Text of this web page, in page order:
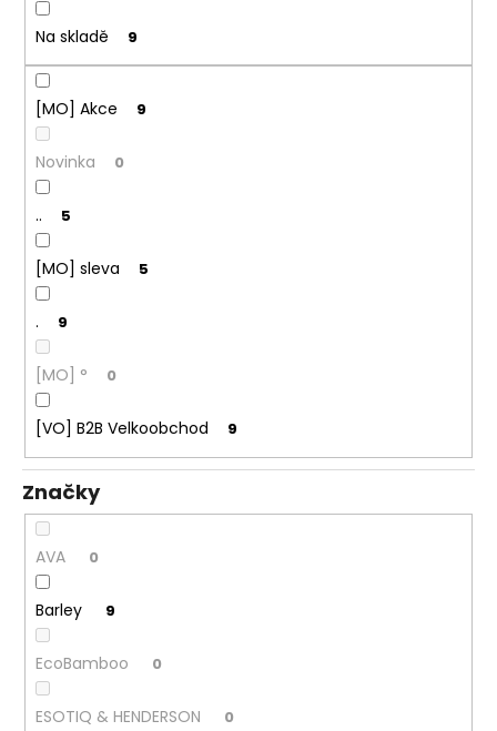
ůNa skladě 9
[MO] Akce 9
Novinka 0
.. 5
[MO] sleva 5
. 9
[MO] ° 0
[VO] B2B Velkoobchod 9
Značky
AVA 0
Barley 9
EcoBamboo 0
ESOTIQ & HENDERSON 0
a
j
?
D
p
r
u
č
u
m